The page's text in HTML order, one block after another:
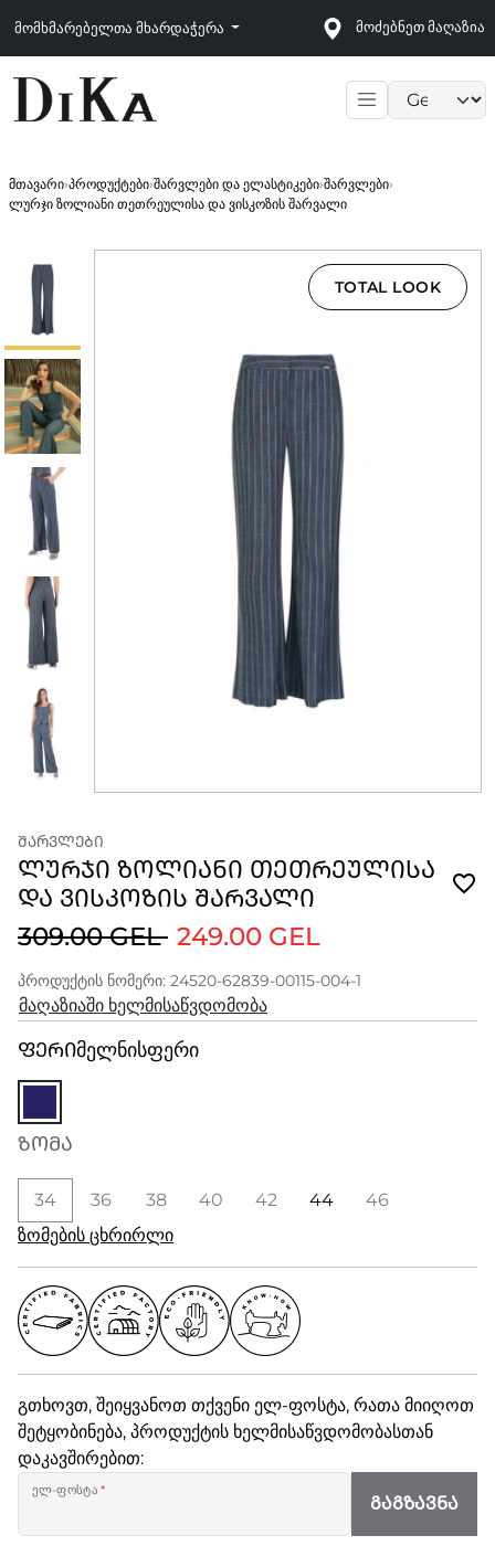
მომხმარებელთა მხარდაჭერა მოძებნეთ მაღაზია
მთავარი›პროდუქტები›შარვლები და ელასტიკები›შარვლები›
ლურჯი ზოლიანი თეთრეულისა და ვისკოზის შარვალი
TOTAL LOOK
ᲨᲐᲠᲕᲚᲔᲑᲘ
ᲚᲣᲠᲯᲘ ᲖᲝᲚᲘᲐᲜᲘ ᲗᲔᲗᲠᲔᲣᲚᲘᲡᲐ
ᲓᲐ ᲕᲘᲡᲙᲝᲖᲘᲡ ᲨᲐᲠᲕᲐᲚᲘ
309.00 GEL 249.00 GEL
პროდუქტის ნომერი: 24520-62839-00115-004-1
მაღაზიაში ხელმისაწვდომობა
ᲤᲔᲠᲘმელნისფერი
ᲖᲝᲛᲐ
34 36 38 40 42 44
46
ზომების ცხრირლი
გთხოვთ, შეიყვანოთ თქვენი ელ-ფოსტა, რათა მიიღოთ
შეტყობინება, პროდუქტის ხელმისაწვდომობასთან
დაკავშირებით:
ელ-ფოსტა*
ᲒᲐᲒᲖᲐᲕᲜᲐ